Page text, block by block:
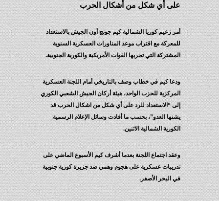
على أي شكل من أشكال الحرب
أمر زعيم كوريا الشمالية كيم جونج أون الجيش بالاستعداد
للمعركة مع اقتراب موعد المناورات العسكرية السنوية
المشتركة التي تجريها القوات الأمريكية والكورية الجنوبية.
ودعا كيم في خطاب وصف بالتاريخي أمام اللجنة العسكرية
المركزية للحزب الواحد، هيئة أركان الجيش الشعبي الكوري
إلى “الاستعداد للرد على أي شكل من اشكال الحرب قد
يشنها العدو”، بحسب ما أفادت وسائل الإعلام الرسمية
الكورية الشمالية الاثنين.
وعقد اجتماع اللجنة بعدما أشرف كيم الأسبوع الماضي على
تدريبات عسكرية على هجوم وهمي ضد جزيرة كورية جنوبية
في البحر الأصفر.